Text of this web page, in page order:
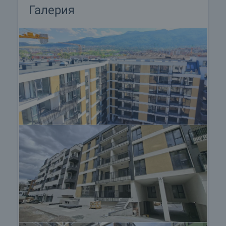
• Облицовки общи части – Гранит
• Дограма – ПВЦ 5 камерна Алупласт немски
профил, 70 мм.
• Водопровод – Пайплайф България
• Канал – Пайплайф България
• Кабели – Ел Кабел
• Електро табла –производител фирма Метикс
със апаратура АББ
• Асансьори – ORONA ,Испания
• Външни настилки тип – Semmelrock
• Поливни системи тип – Hunter Industries Inc
В сутерен и партер допълнително могат да се
закупят:
• Паркоместа по 33 000€/64,542.39 лв
• Гаражи - по 40 000€/ 78,233.2 лв
Квартал Малинова долина разполага с
търговски центрове, офиси в сферата на
Галерия